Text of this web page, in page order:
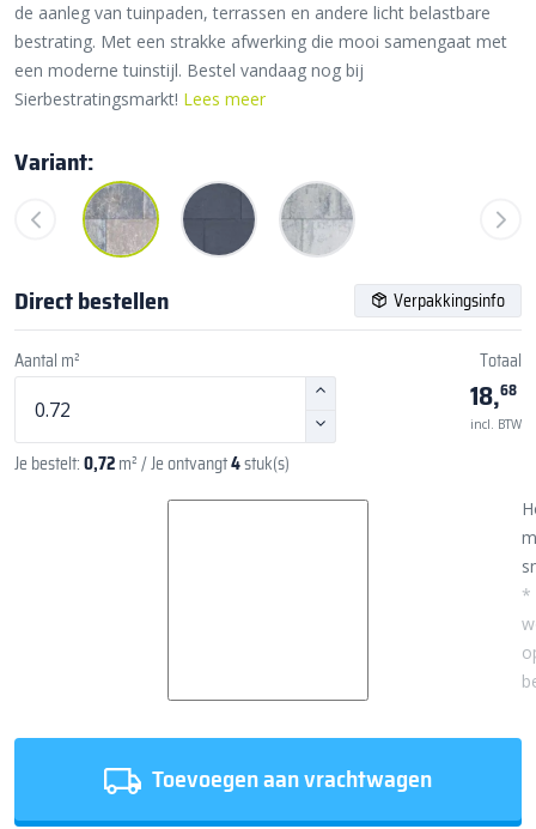
de aanleg van tuinpaden, terrassen en andere licht belastbare
bestrating. Met een strakke afwerking die mooi samengaat met
een moderne tuinstijl. Bestel vandaag nog bij
Sierbestratingsmarkt! Lees meer
Variant:
Direct bestellen Verpakkingsinfo
Aantal m²
Je bestelt:0,72m²/ Je ontvangt4stuk(s)
Totaal
18,68
incl. BTW
*
Toevoegen aan vrachtwagen